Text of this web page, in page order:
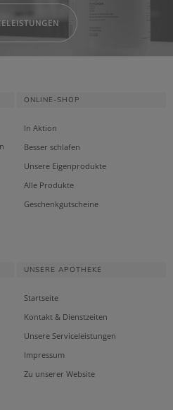
ONLINE-SHOP
In Aktion
Besser schlafen
Unsere Eigenprodukte
Alle Produkte
Geschenkgutscheine
UNSERE APOTHEKE
Startseite
Kontakt & Dienstzeiten
Unsere Serviceleistungen
Impressum
Zu unserer Website